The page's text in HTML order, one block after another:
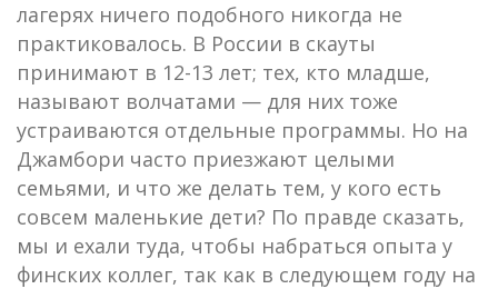
лагерях ничего подобного никогда не
практиковалось. В России в скауты
принимают в 12-13 лет; тех, кто младше,
называют волчатами — для них тоже
устраиваются отдельные программы. Но на
Джамбори часто приезжают целыми
семьями, и что же делать тем, у кого есть
совсем маленькие дети? По правде сказать,
мы и ехали туда, чтобы набраться опыта у
финских коллег, так как в следующем году на